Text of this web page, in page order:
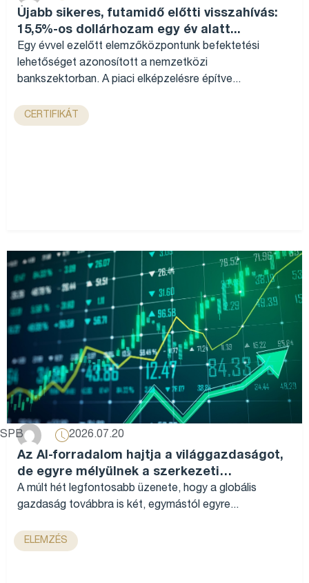
Újabb sikeres, futamidő előtti visszahívás:
15,5%-os dollárhozam egy év alatt...
Egy évvel ezelőtt elemzőközpontunk befektetési
lehetőséget azonosított a nemzetközi
bankszektorban. A piaci elképzelésre építve...
CERTIFIKÁT
SPB 2026.07.20
Az AI-forradalom hajtja a világgazdaságot,
de egyre mélyülnek a szerkezeti
különbségek...
A múlt hét legfontosabb üzenete, hogy a globális
gazdaság továbbra is két, egymástól egyre...
ELEMZÉS